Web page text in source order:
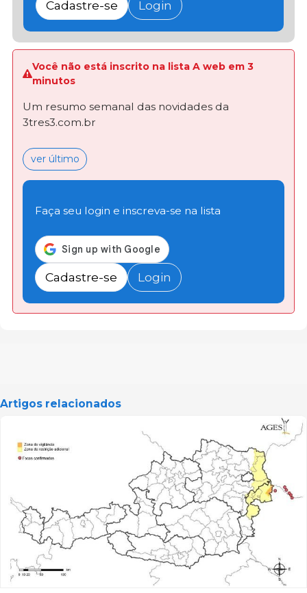
Cadastre-se Login
Você não está inscrito na lista A web em 3
minutos
Um resumo semanal das novidades da
3tres3.com.br
ver último
Faça seu login e inscreva-se na lista
Cadastre-se Login
Artigos relacionados